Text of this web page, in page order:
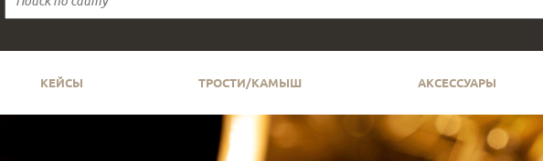
КЕЙСЫ ТРОСТИ/КАМЫШ АКСЕССУАРЫ